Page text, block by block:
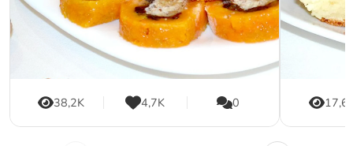
38,2K 4,7K 0